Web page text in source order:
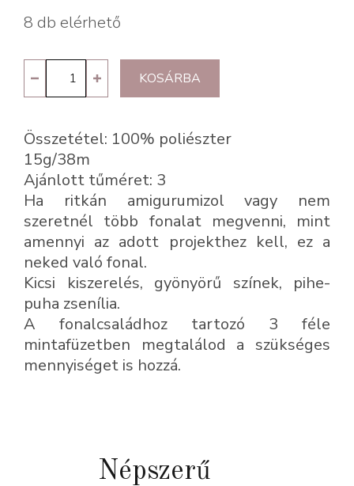
8 db elérhető
Happy
16
mennyiség
KOSÁRBA
Összetétel: 100% poliészter
15g/38m
Ajánlott tűméret: 3
Ha ritkán amigurumizol vagy nem
szeretnél több fonalat megvenni, mint
amennyi az adott projekthez kell, ez a
neked való fonal.
Kicsi kiszerelés, gyönyörű színek, pihe-
puha zsenília.
A fonalcsaládhoz tartozó 3 féle
mintafüzetben megtalálod a szükséges
mennyiséget is hozzá.
Népszerű